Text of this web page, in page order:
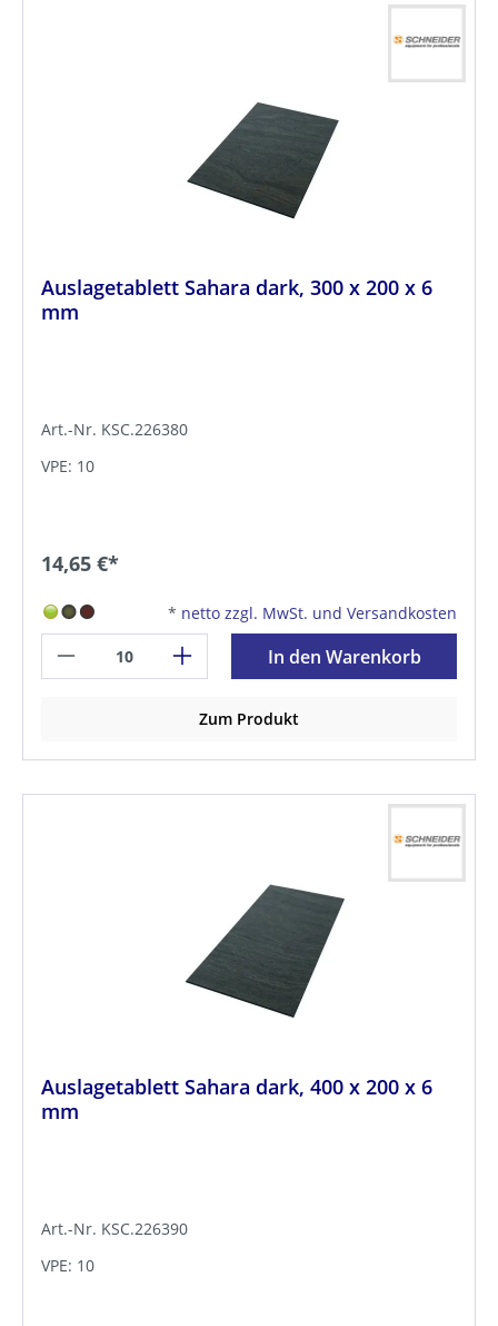
Auslagetablett Sahara dark, 300 x 200 x 6
mm
Art.-Nr. KSC.226380
VPE: 10
14,65 €*
* netto zzgl. MwSt. und Versandkosten
In den Warenkorb
Zum Produkt
Auslagetablett Sahara dark, 400 x 200 x 6
mm
Art.-Nr. KSC.226390
VPE: 10